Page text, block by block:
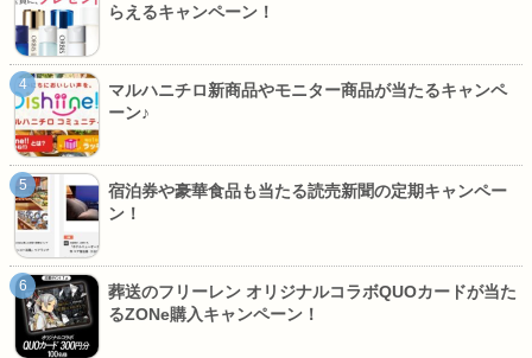
らえるキャンペーン！
マルハニチロ新商品やモニター商品が当たるキャンペ
ーン♪
宿泊券や豪華食品も当たる読売新聞の定期キャンペー
ン！
葬送のフリーレン オリジナルコラボQUOカードが当た
るZONe購入キャンペーン！